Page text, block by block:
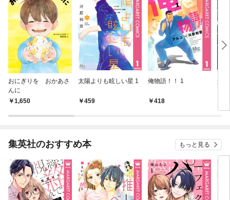
おにぎりを おかあさ
んに
1,650
太陽よりも眩しい星 1
459
俺物語！！ 1
418
か
集英社のおすすめ本 もっと見る